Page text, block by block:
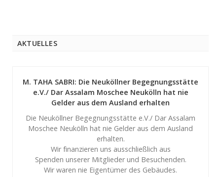
AKTUELLES
M. TAHA SABRI: Die Neuköllner Begegnungsstätte
e.V./ Dar Assalam Moschee Neukölln hat nie
Gelder aus dem Ausland erhalten
Die Neuköllner Begegnungsstätte e.V./ Dar Assalam
Moschee Neukölln hat nie Gelder aus dem Ausland
erhalten.
Wir finanzieren uns ausschließlich aus
Spenden unserer Mitglieder und Besuchenden.
Wir waren nie Eigentümer des Gebäudes.